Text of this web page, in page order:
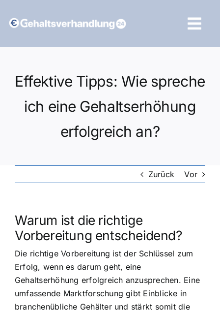
Inhalt
Effektive Tipps: Wie spreche
ich eine Gehaltserhöhung
erfolgreich an?
Zurück Vor
Warum ist die richtige
Vorbereitung entscheidend?
Die richtige Vorbereitung ist der Schlüssel zum
Erfolg, wenn es darum geht, eine
Gehaltserhöhung erfolgreich anzusprechen. Eine
umfassende Marktforschung gibt Einblicke in
branchenübliche Gehälter und stärkt somit die